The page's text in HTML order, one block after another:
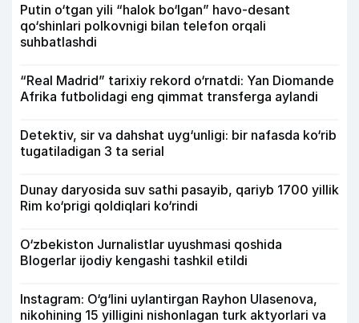
Putin o‘tgan yili “halok bo‘lgan” havo-desant
qo‘shinlari polkovnigi bilan telefon orqali
suhbatlashdi
“Real Madrid” tarixiy rekord o‘rnatdi: Yan Diomande
Afrika futbolidagi eng qimmat transferga aylandi
Detektiv, sir va dahshat uyg‘unligi: bir nafasda ko‘rib
tugatiladigan 3 ta serial
Dunay daryosida suv sathi pasayib, qariyb 1700 yillik
Rim ko‘prigi qoldiqlari ko‘rindi
O‘zbekiston Jurnalistlar uyushmasi qoshida
Blogerlar ijodiy kengashi tashkil etildi
Instagram: O‘g‘lini uylantirgan Rayhon Ulasenova,
nikohining 15 yilligini nishonlagan turk aktyorlari va